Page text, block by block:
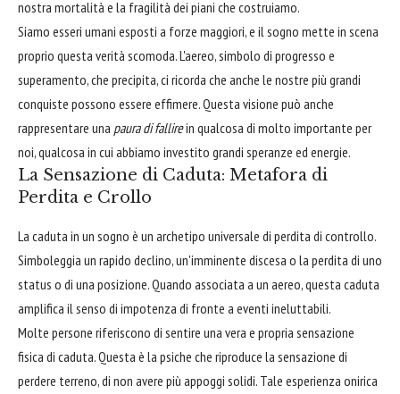
nostra mortalità e la fragilità dei piani che costruiamo.
Siamo esseri umani esposti a forze maggiori, e il sogno mette in scena
proprio questa verità scomoda. L'aereo, simbolo di progresso e
superamento, che precipita, ci ricorda che anche le nostre più grandi
conquiste possono essere effimere. Questa visione può anche
rappresentare una paura di fallirein qualcosa di molto importante per
noi, qualcosa in cui abbiamo investito grandi speranze ed energie.
La Sensazione di Caduta: Metafora di
Perdita e Crollo
La caduta in un sogno è un archetipo universale di perdita di controllo.
Simboleggia un rapido declino, un'imminente discesa o la perdita di uno
status o di una posizione. Quando associata a un aereo, questa caduta
amplifica il senso di impotenza di fronte a eventi ineluttabili.
Molte persone riferiscono di sentire una vera e propria sensazione
fisica di caduta. Questa è la psiche che riproduce la sensazione di
perdere terreno, di non avere più appoggi solidi. Tale esperienza onirica